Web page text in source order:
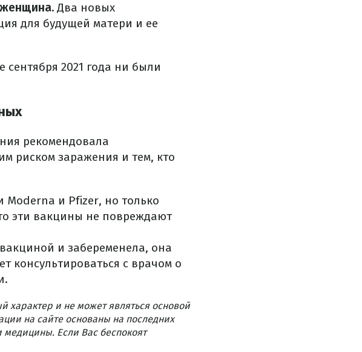
женщина. Два новых
для будущей матери и ее
сентября 2021 года ни были
рекомендовала
риском заражения и тем, кто
и Pfizer, но только
эти вакцины не повреждают
и забеременела, она
консультироваться с врачом о
и не может являться основой
на сайте основаны на последних
медицины. Если Вас беспокоят